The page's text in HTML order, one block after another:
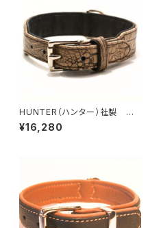
HUNTER（ハンター）社製 犬
用クロコダイルレザー首輪 65
サイズ
¥16,280